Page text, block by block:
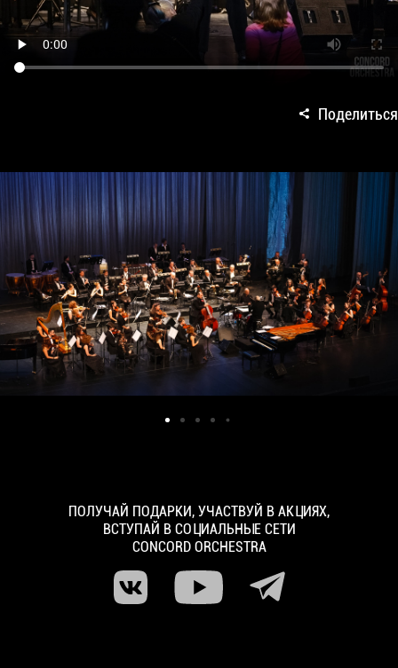
Поделиться
ПОЛУЧАЙ ПОДАРКИ, УЧАСТВУЙ В АКЦИЯХ,
ВСТУПАЙ В СОЦИАЛЬНЫЕ СЕТИ
CONCORD ORCHESTRA